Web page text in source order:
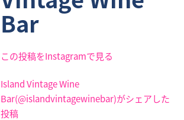
Bar
この投稿をInstagramで見る
Island Vintage Wine
Bar(@islandvintagewinebar)がシェアした
投稿